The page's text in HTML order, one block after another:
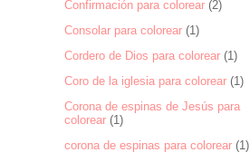
Confirmación para colorear (2)
Consolar para colorear (1)
Cordero de Dios para colorear (1)
Coro de la iglesia para colorear (1)
Corona de espinas de Jesús para
colorear (1)
corona de espinas para colorear (1)